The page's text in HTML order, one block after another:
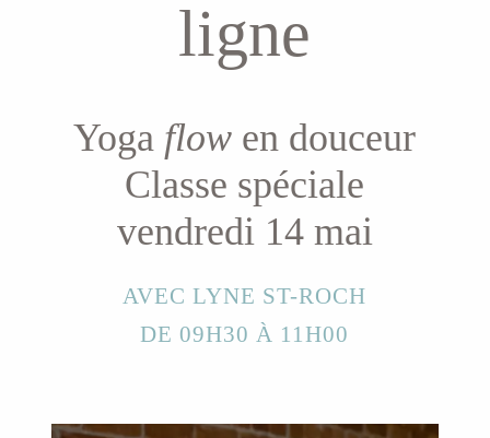
ligne
Yoga flow en douceur
Classe spéciale
vendredi 14 mai
AVEC LYNE ST-ROCH
DE 09H30 À 11H00